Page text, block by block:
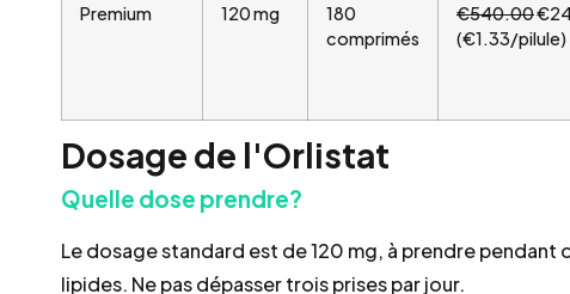
Premium 120 mg
180
comprimés
€540.00
(€1.33/pilule)
Dosage de l'Orlistat
Quelle dose prendre?
Le dosage standard est de 120 mg, à prendre pendant
lipides. Ne pas dépasser trois prises par jour.